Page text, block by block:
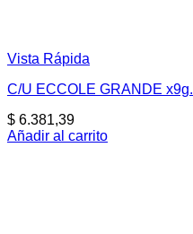
Vista Rápida
C/U ECCOLE GRANDE x9g.
$ 6.381,39
Añadir al carrito